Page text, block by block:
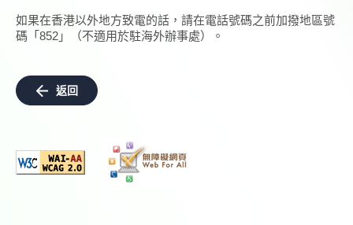
如果在香港以外地方致電的話，請在電話號碼之前加撥地區號
碼「852」（不適用於駐海外辦事處）。
返回